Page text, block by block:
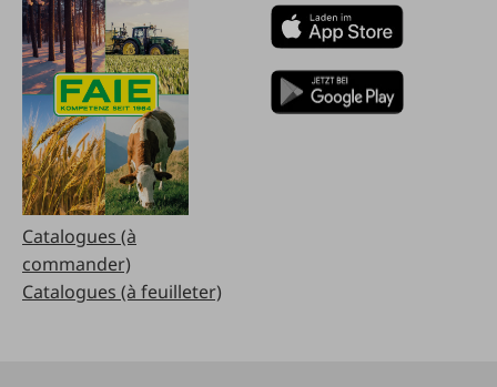
Catalogues (à
commander)
Catalogues (à feuilleter)